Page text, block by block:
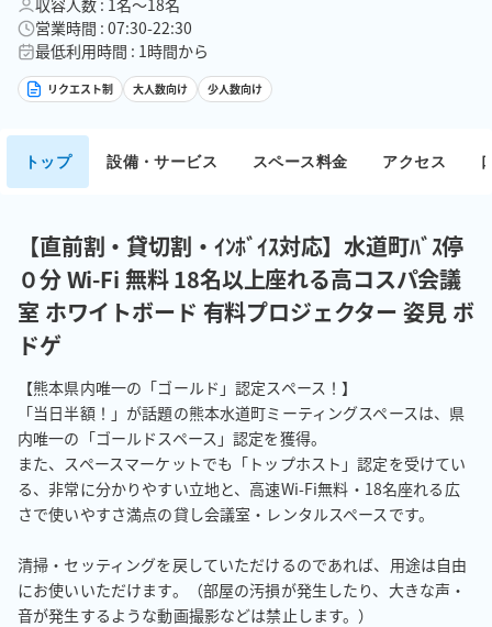
収容人数 : 1名〜18名
営業時間 : 07:30-22:30
最低利用時間 : 1時間から
リクエスト制 大人数向け 少人数向け
トップ 設備・サービス スペース料金 アクセス
【直前割・貸切割・ｲﾝﾎﾞｲｽ対応】水道町ﾊﾞｽ停
０分 Wi-Fi 無料 18名以上座れる高コスパ会議
室 ホワイトボード 有料プロジェクター 姿見 ボ
ドゲ
【熊本県内唯一の「ゴールド」認定スペース！】
「当日半額！」が話題の熊本水道町ミーティングスペースは、県
内唯一の「ゴールドスペース」認定を獲得。
また、スペースマーケットでも「トップホスト」認定を受けてい
る、非常に分かりやすい立地と、高速Wi-Fi無料・18名座れる広
さで使いやすさ満点の貸し会議室・レンタルスペースです。
清掃・セッティングを戻していただけるのであれば、用途は自由
にお使いいただけます。（部屋の汚損が発生したり、大きな声・
音が発生するような動画撮影などは禁止します。）